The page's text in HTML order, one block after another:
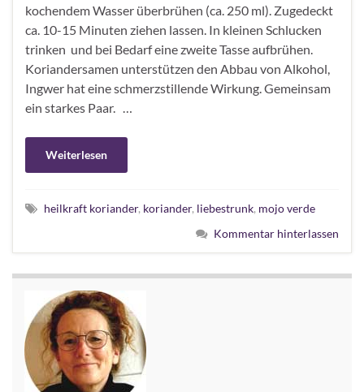
kochendem Wasser überbrühen (ca. 250 ml). Zugedeckt
ca. 10-15 Minuten ziehen lassen. In kleinen Schlucken
trinken und bei Bedarf eine zweite Tasse aufbrühen.
Koriandersamen unterstützen den Abbau von Alkohol,
Ingwer hat eine schmerzstillende Wirkung. Gemeinsam
ein starkes Paar. …
Weiterlesen
heilkraft koriander, koriander, liebestrunk, mojo verde
Kommentar hinterlassen